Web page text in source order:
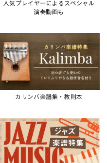
人気プレイヤーによるスペシャル
演奏動画も
カリンバ楽譜集・教則本